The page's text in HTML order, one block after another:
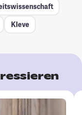
Kleve